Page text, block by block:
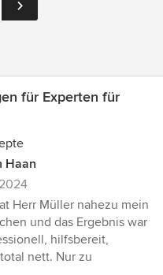
für Experten für
Haan
Herr Müller nahezu mein
und das Ergebnis war
hilfsbereit,
nett. Nur zu